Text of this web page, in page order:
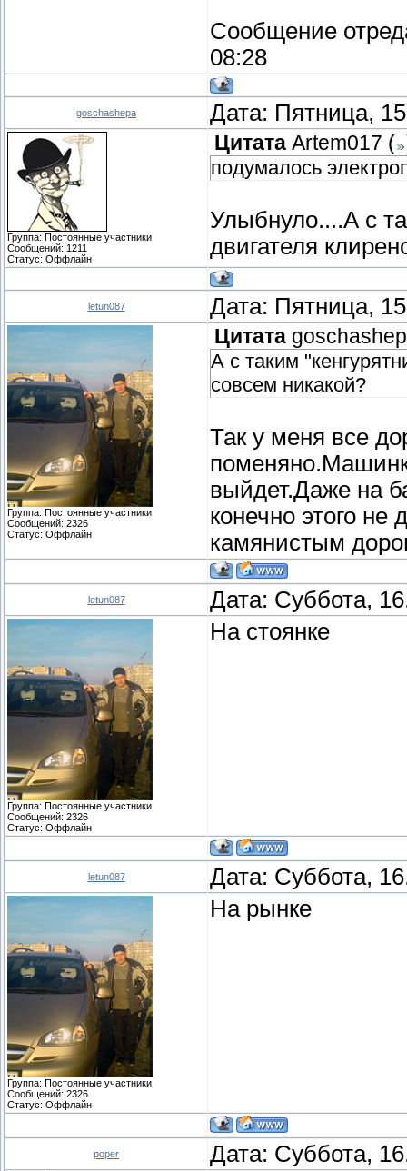
Сообщение
08:28
goschashepa Дата: Пятница,
Группа: Постоянные участники
Сообщений: 1211
Статус: Оффлайн
Цитата Artem017 (
подумалось
Улыбнуло....А с
двигателя
letun087 Дата: Пятница,
Группа: Постоянные участники
Сообщений: 2326
Статус: Оффлайн
Цитата
А с таким
совсем никакой?
Так у меня все
выйдет.Даже на
конечно этого
камянистым
letun087 Дата: Суббота,
Группа: Постоянные участники
Сообщений: 2326
Статус: Оффлайн
На стоянке
letun087 Дата: Суббота,
Группа: Постоянные участники
Сообщений: 2326
Статус: Оффлайн
На рынке
poper Дата: Суббота,